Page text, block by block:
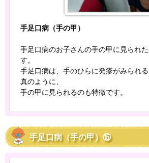
手足口病（手の甲）
手足口病のお子さんの手の甲に見られ
す。
手足口病は、手のひらに発疹がみられ
真のように、
手の甲に見られるのも特徴です。
手足口病（手の甲）⑮